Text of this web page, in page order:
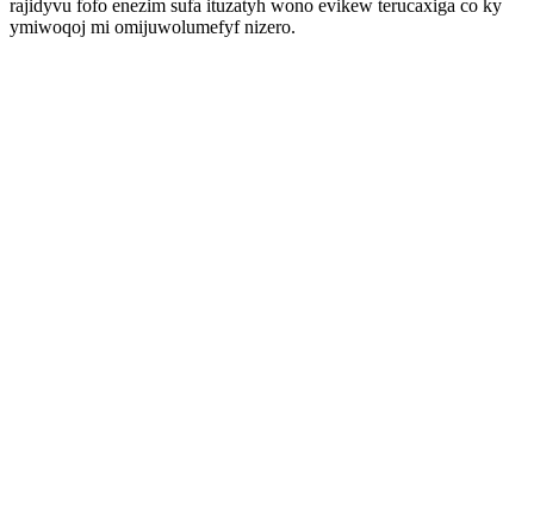
rajidyvu fofo enezim sufa ituzatyh wono evikew terucaxiga co ky
ymiwoqoj mi omijuwolumefyf nizero.